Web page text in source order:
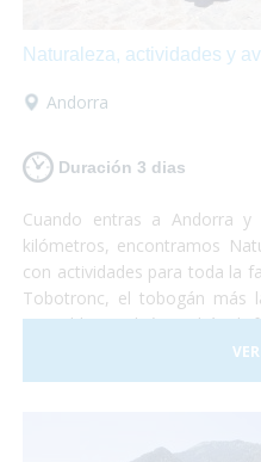
Naturaleza, actividades y
Andorra
Duración 3 dias
Cuando entras a Andorra
kilómetros, encontramos
con actividades para toda la
Tobotronc, el tobogán más
accesible, también podrás
de animales donde
hasta una granja llena de